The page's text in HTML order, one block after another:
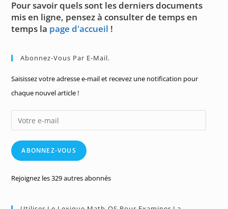
Pour savoir quels sont les derniers documents
mis en ligne, pensez à consulter de temps en
temps la page d'accueil !
Abonnez-Vous Par E-Mail.
Saisissez votre adresse e-mail et recevez une notification pour
chaque nouvel article !
Votre
e-
mailABONNEZ-VOUS
Rejoignez les 329 autres abonnés